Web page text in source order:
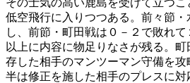
低空飛行に入りつつある。前々節
し、前節・町田戦は０－２で敗れ
以上に内容に物足りなさが残る。
存した相手のマンツーマン守備を
半は修正を施した相手のプレスに対